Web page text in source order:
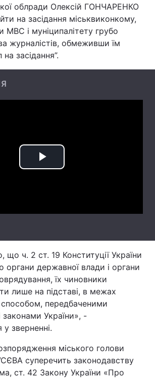
Інциденти
Туризм
Регіони
облради Олексій ГОНЧАРЕНКО
на засідання міськвиконкому,
МВС і муніципалітету грубо
журналістів, обмеживши їм
засідання”.
Play
що ч. 2 ст. 19 Конституції України
органи державної влади і органи
їх чиновники
лише на підставі, в межах
передбаченими
законами України», -
зверненні.
міського голови
суперечить законодавству
ст. 42 Закону України «Про